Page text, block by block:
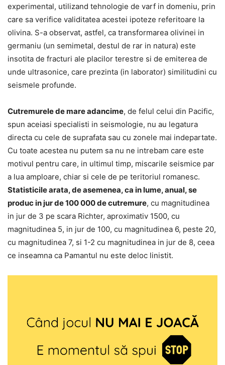
experimental, utilizand tehnologie de varf in domeniu, prin
care sa verifice validitatea acestei ipoteze referitoare la
olivina. S-a observat, astfel, ca transformarea olivinei in
germaniu (un semimetal, destul de rar in natura) este
insotita de fracturi ale placilor terestre si de emiterea de
unde ultrasonice, care prezinta (in laborator) similitudini cu
seismele profunde.
Cutremurele de mare adancime, de felul celui din Pacific,
spun aceiasi specialisti in seismologie, nu au legatura
directa cu cele de suprafata sau cu zonele mai indepartate.
Cu toate acestea nu putem sa nu ne intrebam care este
motivul pentru care, in ultimul timp, miscarile seismice par
a lua amploare, chiar si cele de pe teritoriul romanesc.
Statisticile arata, de asemenea, ca in lume, anual, se
produc in jur de 100 000 de cutremure, cu magnitudinea
in jur de 3 pe scara Richter, aproximativ 1500, cu
magnitudinea 5, in jur de 100, cu magnitudinea 6, peste 20,
cu magnitudinea 7, si 1-2 cu magnitudinea in jur de 8, ceea
ce inseamna ca Pamantul nu este deloc linistit.